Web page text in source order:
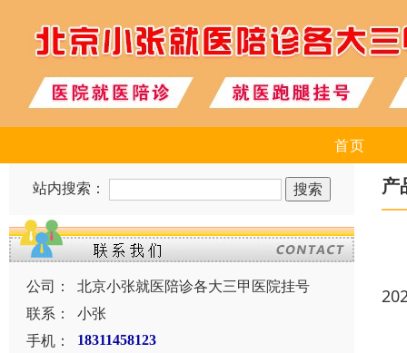
首页
站内搜索：
公司：
北京小张就医陪诊各大三甲医院挂号
联系：
小张
手机：
18311458123
产